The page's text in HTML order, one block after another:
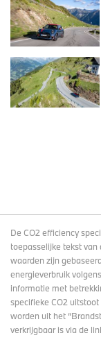
De CO2 efficiency
toepasselijke tekst van
waarden zijn
energieverbruik
informatie met
specifieke CO2
worden uit het
verkrijgbaaris via de